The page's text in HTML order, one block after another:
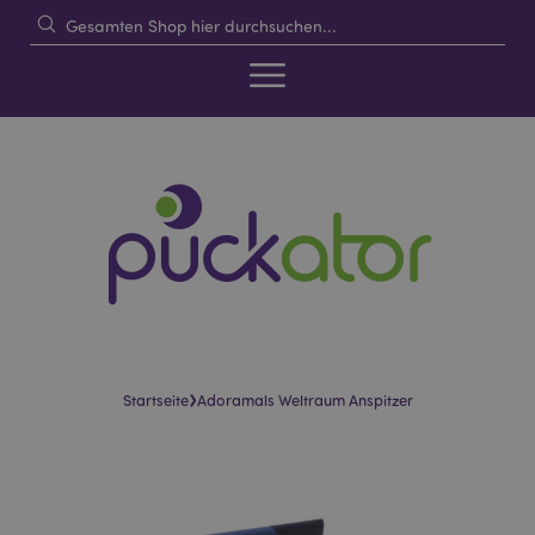
Startseite›Adoramals Weltraum Anspitzer